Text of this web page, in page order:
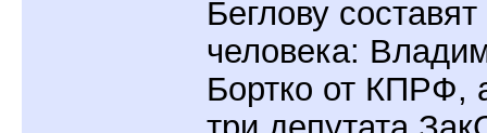
Беглову
человека:
Бортко от КПРФ,